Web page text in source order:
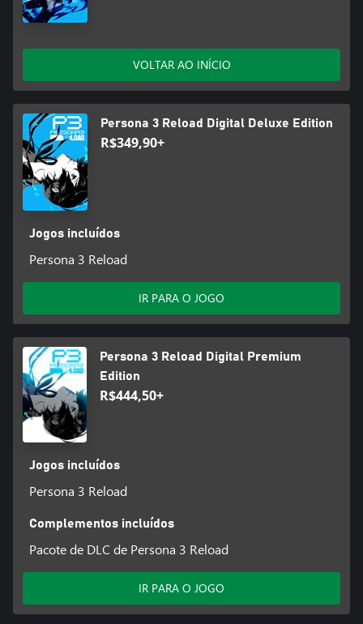
VOLTAR AO INÍCIO
Persona 3 Reload Digital Deluxe Edition
R$349,90+
Jogos incluídos
Persona 3 Reload
IR PARA O JOGO
Persona 3 Reload Digital Premium
Edition
R$444,50+
Jogos incluídos
Persona 3 Reload
Complementos incluídos
Pacote de DLC de Persona 3 Reload
IR PARA O JOGO